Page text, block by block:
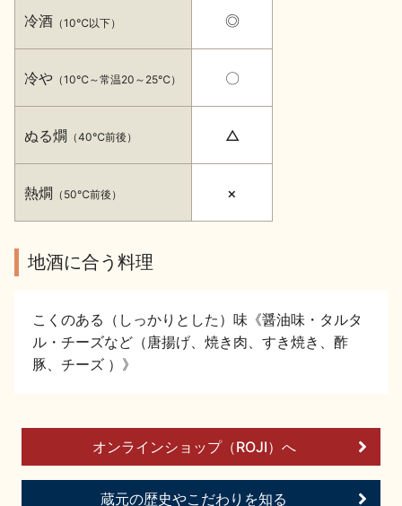
季節の商品
地酒蔵元会とは
冷酒 （10℃以下）
冷や （10℃～常温20～25℃）
ぬる燗 （40℃前後）
熱燗 （50℃前後）
◎
〇
△
×
地酒に合う料理
こくのある（しっかりとした）味《醤油味・タルタ
ル・チーズなど（唐揚げ、焼き肉、すき焼き、酢
豚、チーズ ）》
オンラインショップ（ROJI）へ
蔵元の歴史やこだわりを知る